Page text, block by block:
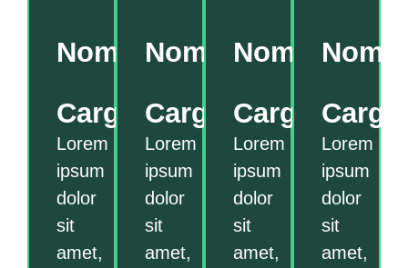
Nome
Cargo
Lorem
ipsum
dolor
sit
amet,
Nome
Cargo
Lorem
ipsum
dolor
sit
amet,
Nome
Cargo
Lorem
ipsum
dolor
sit
amet,
Nome
Cargo
Lorem
ipsum
dolor
sit
amet,